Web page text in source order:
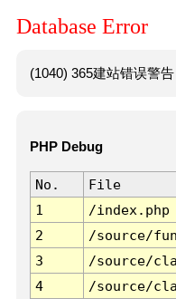
Database Error
(1040) 365建站错误警
PHP Debug
No. File
1
/index.php
2
/source/
3
/source/
4
/source/